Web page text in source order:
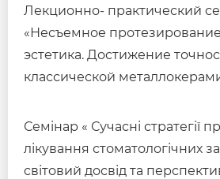
Лекционно- практический
«Несъемное
эстетика. Достижение
классической
Семінар « Сучасні стратегії
лікування стоматологічних
світовий досвід та